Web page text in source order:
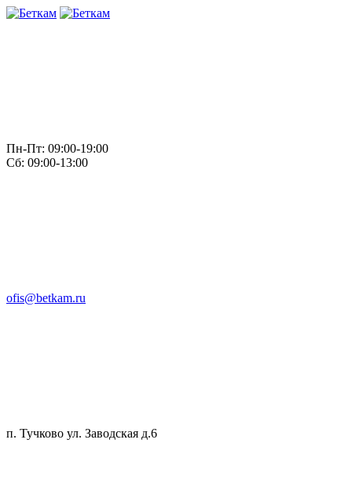
Пн-Пт: 09:00-19:00
Сб: 09:00-13:00
ofis@betkam.ru
п. Тучково ул. Заводская д.6